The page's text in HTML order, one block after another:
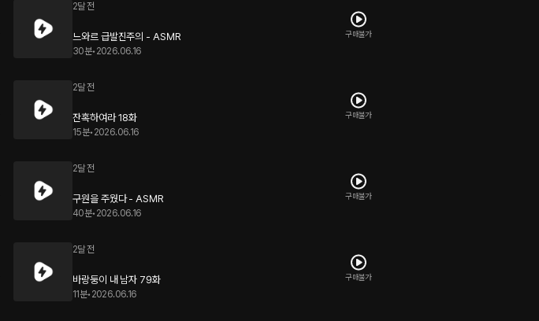
2달 전
느와르 급발진주의 - ASMR
30분• 2026.06.16
구매불가
2달 전
잔혹하여라 18화
15분• 2026.06.16
구매불가
2달 전
구원을 주웠다 - ASMR
40분• 2026.06.16
구매불가
2달 전
바랑둥이 내 남자 79화
11분• 2026.06.16
구매불가